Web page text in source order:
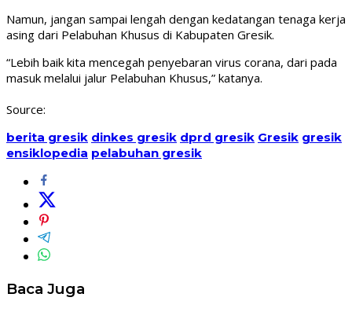
Namun, jangan sampai lengah dengan kedatangan tenaga kerja
asing dari Pelabuhan Khusus di Kabupaten Gresik.
“Lebih baik kita mencegah penyebaran virus corana, dari pada
masuk melalui jalur Pelabuhan Khusus,” katanya.
Source:
berita gresik dinkes gresik dprd gresik Gresik gresik
ensiklopedia pelabuhan gresik
Baca Juga